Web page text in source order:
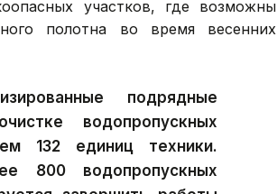
участков, где возможны
полотна во время весенних
подрядные
водопропускных
132 единиц техники.
800 водопропускных